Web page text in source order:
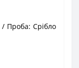
Проба: Срібло